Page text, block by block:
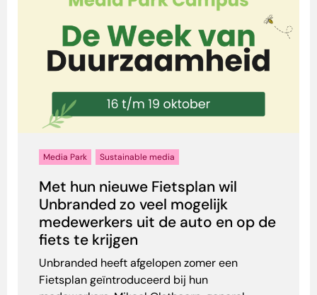
Media Park Sustainable media
Met hun nieuwe Fietsplan wil
Unbranded zo veel mogelijk
medewerkers uit de auto en op de
fiets te krijgen
Unbranded heeft afgelopen zomer een
Fietsplan geïntroduceerd bij hun